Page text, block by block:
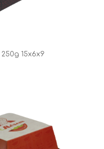
250g 15x6x9